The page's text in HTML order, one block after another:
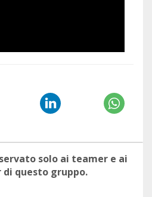
solo ai teamer e ai
questo gruppo.